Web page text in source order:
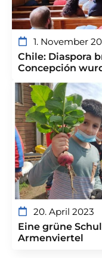
1. November
Chile: Diaspora
Concepción
20. April 2023
Eine grüne
Armenviertel